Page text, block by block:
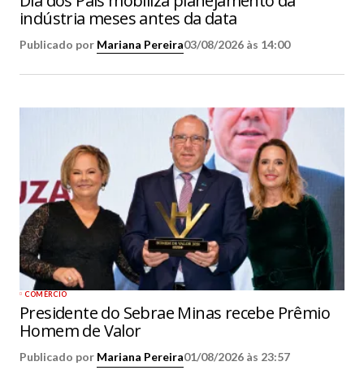
indústria meses antes da data
Publicado por Mariana Pereira03/08/2026 às 14:00
COMÉRCIO
Presidente do Sebrae Minas recebe Prêmio
Homem de Valor
Publicado por Mariana Pereira01/08/2026 às 23:57